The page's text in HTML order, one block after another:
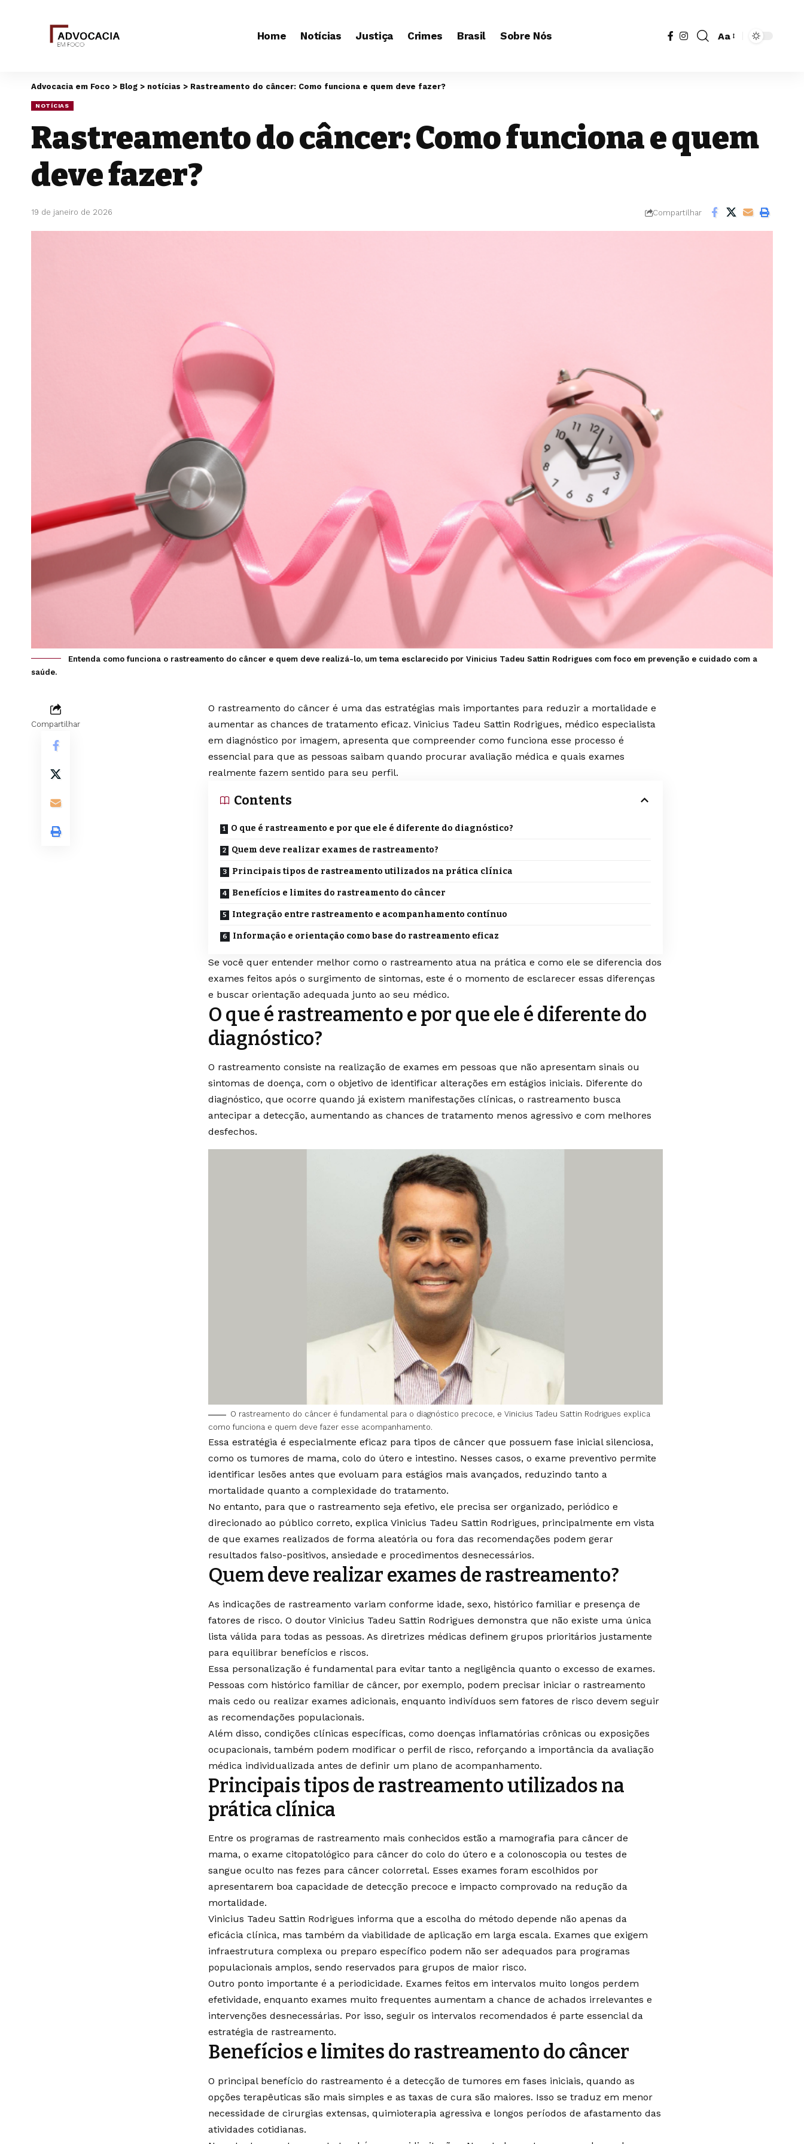
Home Notícias Justiça Crimes Brasil Sobre Nós
Redimensionador
Aa
Advocacia em Foco > Blog > notícias > Rastreamento do câncer: Como funciona e quem deve fazer?
NOTÍCIAS
Rastreamento do câncer: Como funciona e quem
deve fazer?
19 de janeiro de 2026 Compartilhar
Entenda como funciona o rastreamento do câncer e quem deve realizá-lo, um tema esclarecido por Vinicius Tadeu Sattin Rodrigues com foco em prevenção e cuidado com a
saúde.
Compartilhar
O rastreamento do câncer é uma das estratégias mais importantes para reduzir a mortalidade e
aumentar as chances de tratamento eficaz. Vinicius Tadeu Sattin Rodrigues, médico especialista
em diagnóstico por imagem, apresenta que compreender como funciona esse processo é
essencial para que as pessoas saibam quando procurar avaliação médica e quais exames
realmente fazem sentido para seu perfil.
Contents
O que é rastreamento e por que ele é diferente do diagnóstico?
Quem deve realizar exames de rastreamento?
Principais tipos de rastreamento utilizados na prática clínica
Benefícios e limites do rastreamento do câncer
Integração entre rastreamento e acompanhamento contínuo
Informação e orientação como base do rastreamento eficaz
Se você quer entender melhor como o rastreamento atua na prática e como ele se diferencia dos
exames feitos após o surgimento de sintomas, este é o momento de esclarecer essas diferenças
e buscar orientação adequada junto ao seu médico.
O que é rastreamento e por que ele é diferente do
diagnóstico?
O rastreamento consiste na realização de exames em pessoas que não apresentam sinais ou
sintomas de doença, com o objetivo de identificar alterações em estágios iniciais. Diferente do
diagnóstico, que ocorre quando já existem manifestações clínicas, o rastreamento busca
antecipar a detecção, aumentando as chances de tratamento menos agressivo e com melhores
desfechos.
O rastreamento do câncer é fundamental para o diagnóstico precoce, e Vinicius Tadeu Sattin Rodrigues explica
como funciona e quem deve fazer esse acompanhamento.
Essa estratégia é especialmente eficaz para tipos de câncer que possuem fase inicial silenciosa,
como os tumores de mama, colo do útero e intestino. Nesses casos, o exame preventivo permite
identificar lesões antes que evoluam para estágios mais avançados, reduzindo tanto a
mortalidade quanto a complexidade do tratamento.
No entanto, para que o rastreamento seja efetivo, ele precisa ser organizado, periódico e
direcionado ao público correto, explica Vinicius Tadeu Sattin Rodrigues, principalmente em vista
de que exames realizados de forma aleatória ou fora das recomendações podem gerar
resultados falso-positivos, ansiedade e procedimentos desnecessários.
Quem deve realizar exames de rastreamento?
As indicações de rastreamento variam conforme idade, sexo, histórico familiar e presença de
fatores de risco. O doutor Vinicius Tadeu Sattin Rodrigues demonstra que não existe uma única
lista válida para todas as pessoas. As diretrizes médicas definem grupos prioritários justamente
para equilibrar benefícios e riscos.
Essa personalização é fundamental para evitar tanto a negligência quanto o excesso de exames.
Pessoas com histórico familiar de câncer, por exemplo, podem precisar iniciar o rastreamento
mais cedo ou realizar exames adicionais, enquanto indivíduos sem fatores de risco devem seguir
as recomendações populacionais.
Além disso, condições clínicas específicas, como doenças inflamatórias crônicas ou exposições
ocupacionais, também podem modificar o perfil de risco, reforçando a importância da avaliação
médica individualizada antes de definir um plano de acompanhamento.
Principais tipos de rastreamento utilizados na
prática clínica
Entre os programas de rastreamento mais conhecidos estão a mamografia para câncer de
mama, o exame citopatológico para câncer do colo do útero e a colonoscopia ou testes de
sangue oculto nas fezes para câncer colorretal. Esses exames foram escolhidos por
apresentarem boa capacidade de detecção precoce e impacto comprovado na redução da
mortalidade.
Vinicius Tadeu Sattin Rodrigues informa que a escolha do método depende não apenas da
eficácia clínica, mas também da viabilidade de aplicação em larga escala. Exames que exigem
infraestrutura complexa ou preparo específico podem não ser adequados para programas
populacionais amplos, sendo reservados para grupos de maior risco.
Outro ponto importante é a periodicidade. Exames feitos em intervalos muito longos perdem
efetividade, enquanto exames muito frequentes aumentam a chance de achados irrelevantes e
intervenções desnecessárias. Por isso, seguir os intervalos recomendados é parte essencial da
estratégia de rastreamento.
Benefícios e limites do rastreamento do câncer
O principal benefício do rastreamento é a detecção de tumores em fases iniciais, quando as
opções terapêuticas são mais simples e as taxas de cura são maiores. Isso se traduz em menor
necessidade de cirurgias extensas, quimioterapia agressiva e longos períodos de afastamento das
atividades cotidianas.